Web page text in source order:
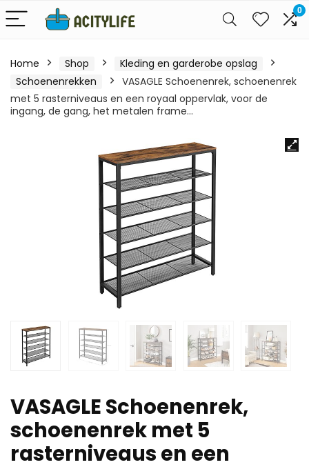
0
Home Shop
Kleding en garderobe opslag
Schoenenrekken
VASAGLE Schoenenrek, schoenenrek
met 5 rasterniveaus en een royaal oppervlak, voor de
ingang, de gang, het metalen frame…
VASAGLE Schoenenrek,
schoenenrek met 5
rasterniveaus en een